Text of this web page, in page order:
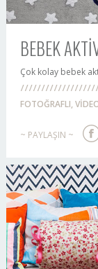
BEBEK
Çok kolay bebek
FOTOĞRAFLI,
~ PAYLAŞIN ~